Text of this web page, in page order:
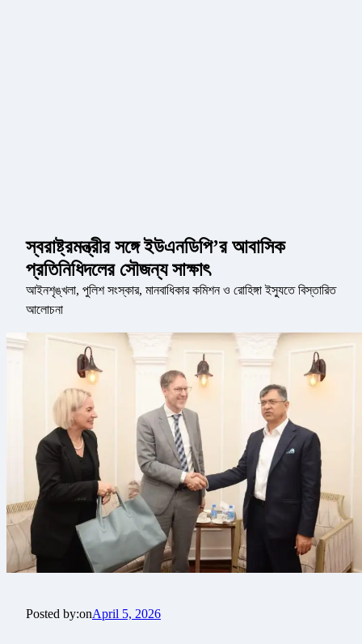
স্বরাষ্ট্রমন্ত্রীর সঙ্গে ইউএনডিপি’র আবাসিক
প্রতিনিধিদলের সৌজন্য সাক্ষাৎ
আইনশৃঙ্খলা, পুলিশ সংস্কার, মানবাধিকার কমিশন ও রোহিঙ্গা ইস্যুতে বিস্তারিত
আলোচনা
Posted by:onApril 5, 2026